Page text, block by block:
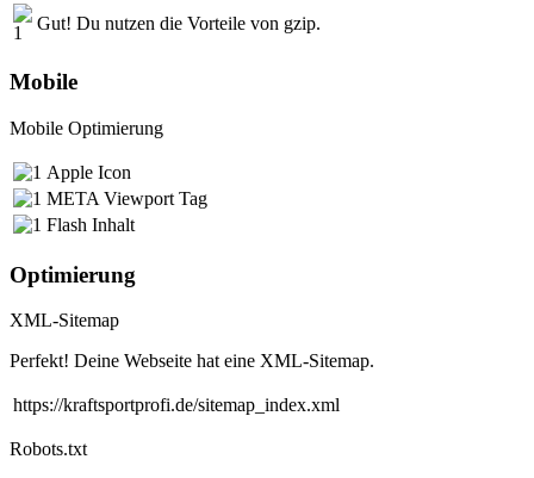
Gut! Du nutzen die Vorteile von gzip.
Mobile
Mobile Optimierung
Apple Icon
META Viewport Tag
Flash Inhalt
Optimierung
XML-Sitemap
Perfekt! Deine Webseite hat eine XML-Sitemap.
https://kraftsportprofi.de/sitemap_index.xml
Robots.txt